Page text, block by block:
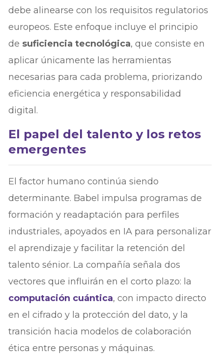
debe alinearse con los requisitos regulatorios
europeos. Este enfoque incluye el principio
de suficiencia tecnológica, que consiste en
aplicar únicamente las herramientas
necesarias para cada problema, priorizando
eficiencia energética y responsabilidad
digital.
El papel del talento y los retos
emergentes
El factor humano continúa siendo
determinante. Babel impulsa programas de
formación y readaptación para perfiles
industriales, apoyados en IA para personalizar
el aprendizaje y facilitar la retención del
talento sénior. La compañía señala dos
vectores que influirán en el corto plazo: la
computación cuántica, con impacto directo
en el cifrado y la protección del dato, y la
transición hacia modelos de colaboración
ética entre personas y máquinas.